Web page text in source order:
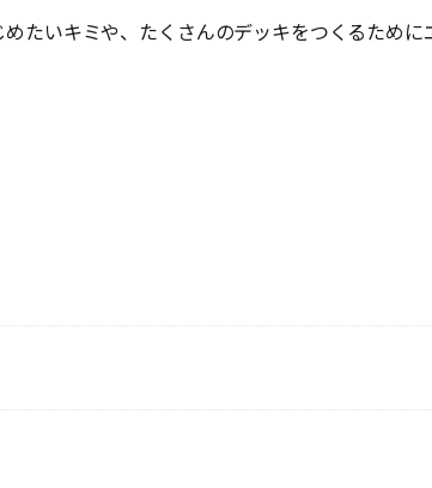
たいキミや、たくさんのデッキをつくるために